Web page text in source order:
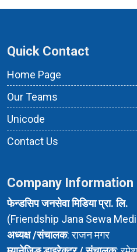
Quick Contact
Home Page
Our Teams
Unicode
Contact Us
Company Information
फेन्डसिप जनसेवा मिडिया प्रा. लि.
(Friendship Jana Sewa
अध्यक्ष /संचालक: राजन मगर